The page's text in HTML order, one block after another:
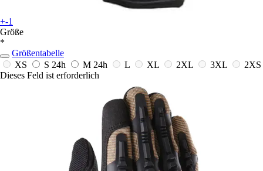
+-1
Größe
*
Größentabelle
XS
S 24h M 24h L XL 2XL 3XL
2XS
Dieses Feld ist erforderlich